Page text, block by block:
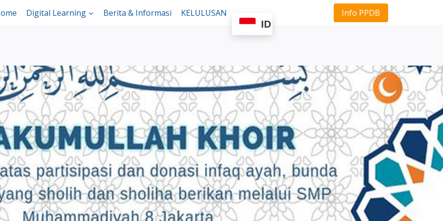
Digital Learning Berita & Informasi
KELULUSAN
ID
Info PPDB